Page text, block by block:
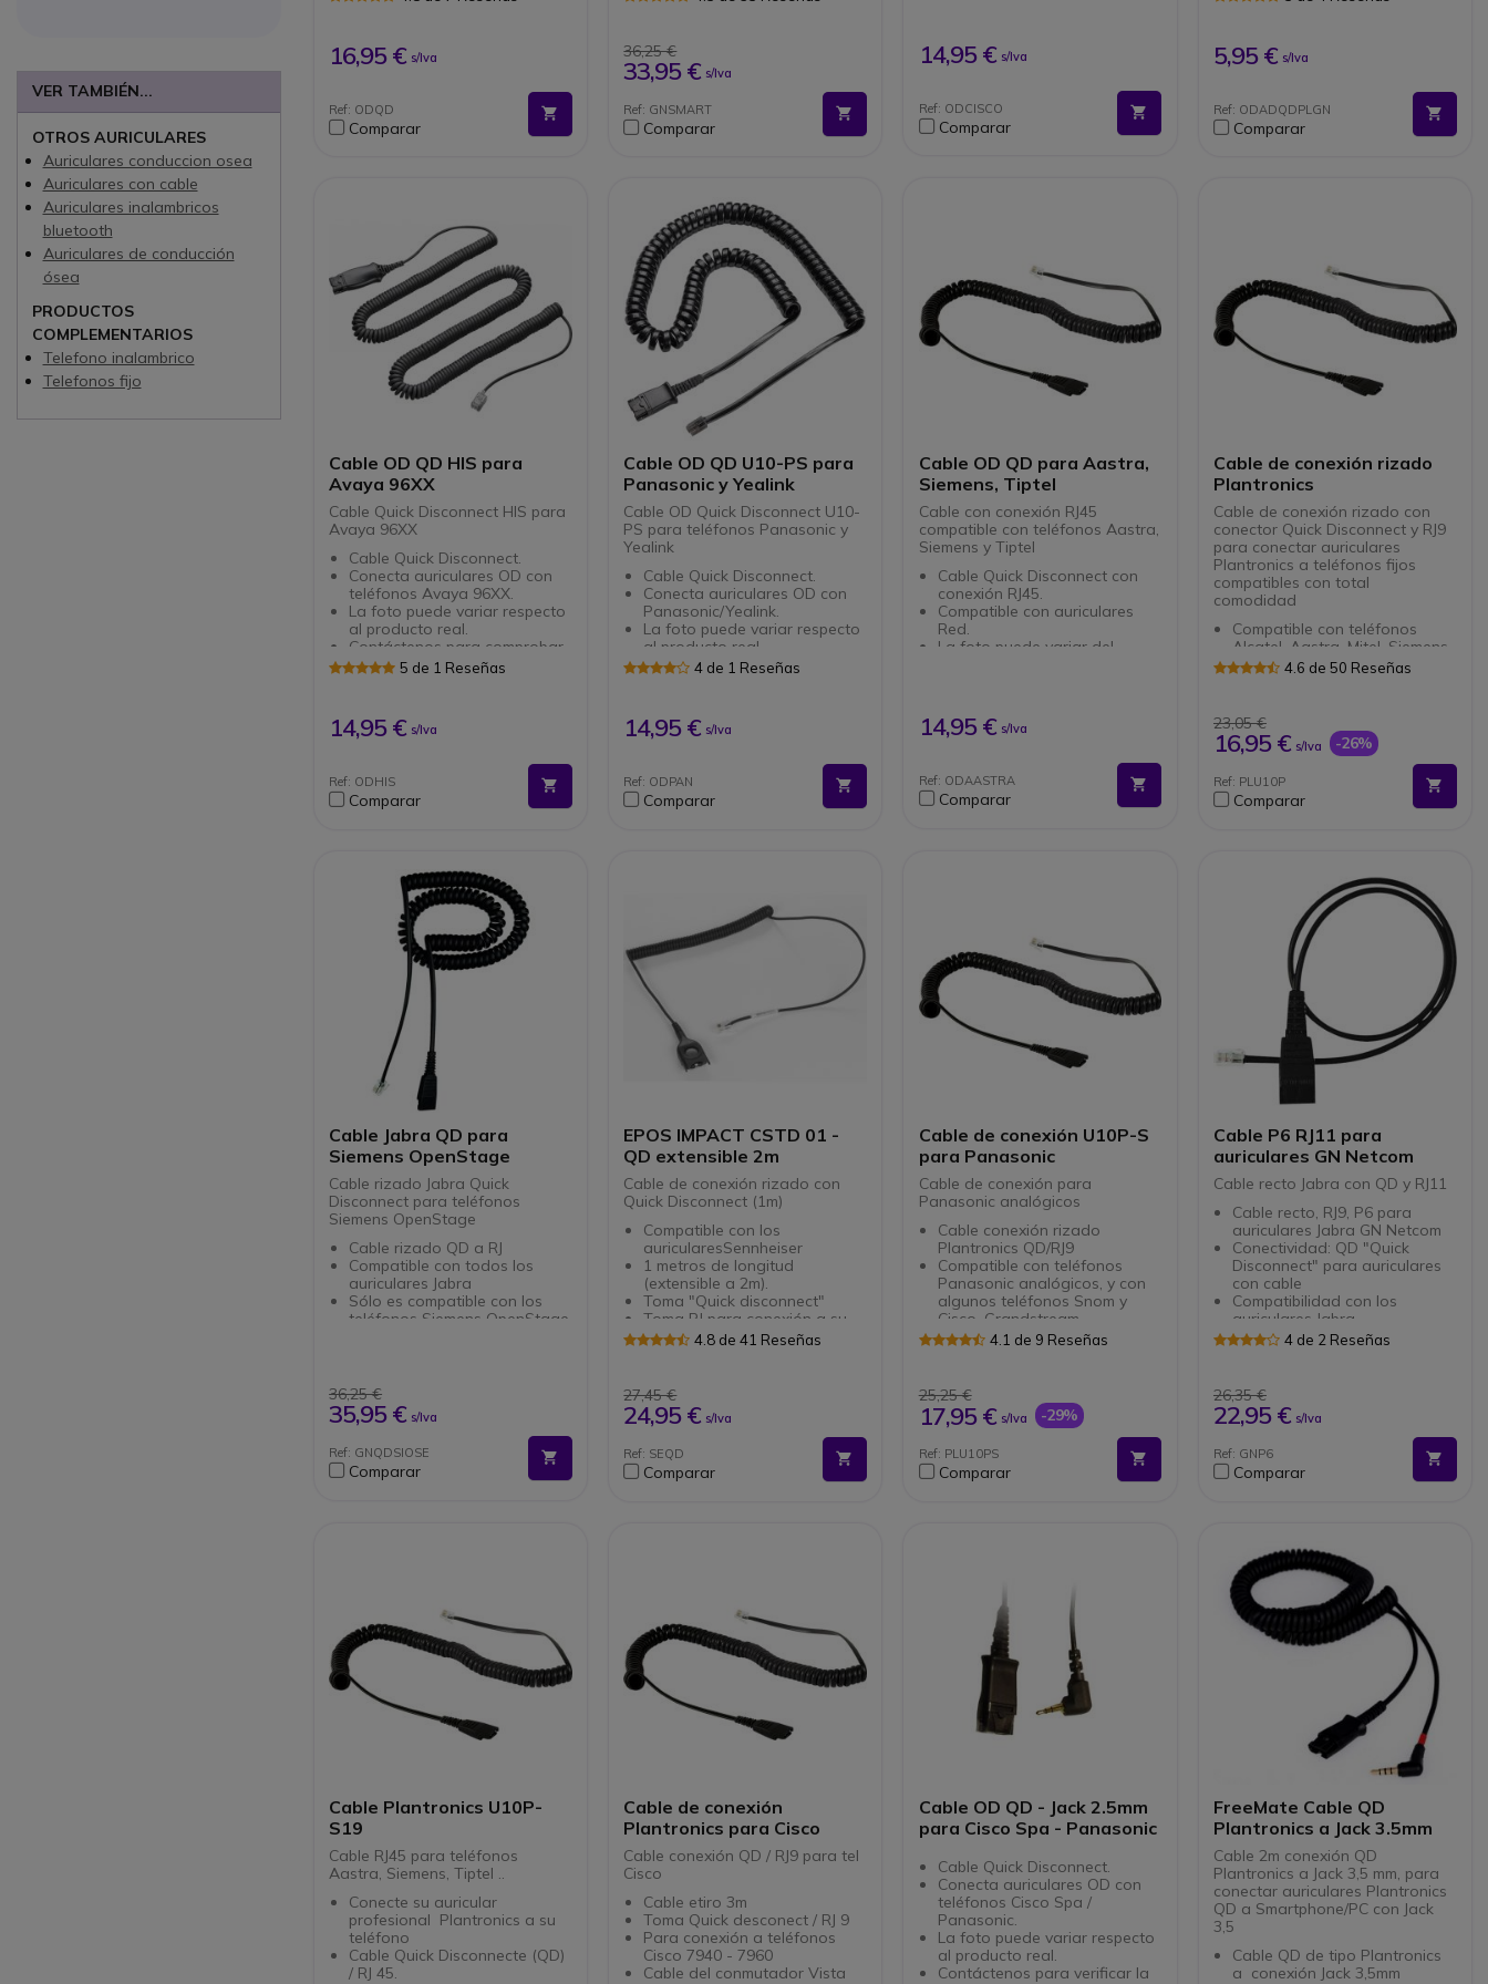
16,95 € s/Iva
Ref: ODQD
Comparar
cortar tu conversación.
36,25 €
33,95 € s/Iva
Ref: GNSMART
Comparar
14,95 € s/Iva
Ref: ODCISCO
Comparar
QD Plantonics en QD Jabra o
QD Jabra a QD Plantronics
5,95 € s/Iva
Ref: ODADQDPLGN
Comparar
Cable OD QD HIS para
Avaya 96XX
Cable Quick Disconnect HIS para
Avaya 96XX
Cable Quick Disconnect.
Conecta auriculares OD con
teléfonos Avaya 96XX.
La foto puede variar respecto
al producto real.
Contáctenos para comprobar
la compatibilidad con su
5 de 1 Reseñas
14,95 € s/Iva
Ref: ODHIS
Comparar
Cable OD QD U10-PS para
Panasonic y Yealink
Cable OD Quick Disconnect U10-
PS para teléfonos Panasonic y
Yealink
Cable Quick Disconnect.
Conecta auriculares OD con
Panasonic/Yealink.
La foto puede variar respecto
al producto real.
Contáctenos para verificar la
4 de 1 Reseñas
14,95 € s/Iva
Ref: ODPAN
Comparar
Cable OD QD para Aastra,
Siemens, Tiptel
Cable con conexión RJ45
compatible con teléfonos Aastra,
Siemens y Tiptel
Cable Quick Disconnect con
conexión RJ45.
Compatible con auriculares
Red.
La foto puede variar del
teléfono.
conexión RJ45- Compatible con
auriculares OD.- La foto puede
real.Contáctenos para verificar la
compatibilidad con su teléfono
14,95 € s/Iva
Ref: ODAASTRA
Comparar
Cable de conexión rizado
Plantronics
Cable de conexión rizado con
conector Quick Disconnect y RJ9
para conectar auriculares
Plantronics a teléfonos fijos
compatibles con total
comodidad
Compatible con teléfonos
Alcatel, Aastra, Mitel, Siemens
y Ericsson
Conexión Quick Disconnect
para el auricular
Conexión RJ9 para conexión al
4.6 de 50 Reseñas
23,05 €
16,95 € s/Iva -26%
Ref: PLU10P
Comparar
Cable Jabra QD para
Siemens OpenStage
Cable rizado Jabra Quick
Disconnect para teléfonos
Siemens OpenStage
Cable rizado QD a RJ
Compatible con todos los
auriculares Jabra
Sólo es compatible con los
teléfonos Siemens OpenStage
94
36,25 €
35,95 € s/Iva
Ref: GNQDSIOSE
Comparar
EPOS IMPACT CSTD 01 -
QD extensible 2m
Cable de conexión rizado con
Quick Disconnect (1m)
Compatible con los
auricularesSennheiser
1 metros de longitud
(extensible a 2m).
Toma "Quick disconnect"
Toma RJ para conexión a su
teléfono4.8 de 41 Reseñas
27,45 €
24,95 € s/Iva
Ref: SEQD
Comparar
Cable de conexión U10P-S
para Panasonic
Cable de conexión para
Panasonic analógicos
Cable conexión rizado
Plantronics QD/RJ9
Compatible con teléfonos
Panasonic analógicos, y con
algunos teléfonos Snom y
Cisco, Grandstream
Consulte con nuestros
4.1 de 9 Reseñas
25,25 €
17,95 € s/Iva -29%
Ref: PLU10PS
Comparar
Cable P6 RJ11 para
auriculares GN Netcom
Cable recto Jabra con QD y RJ11
Cable recto, RJ9, P6 para
auriculares Jabra GN Netcom
Conectividad: QD "Quick
Disconnect" para auriculares
con cable
Compatibilidad con los
auriculares Jabra
Series GN2000 y GN2100
4 de 2 Reseñas
26,35 €
22,95 € s/Iva
Ref: GNP6
Comparar
Cable Plantronics U10P-
S19
Cable RJ45 para teléfonos
Aastra, Siemens, Tiptel ..
Conecte su auricular
profesional Plantronics a su
teléfono
Cable Quick Disconnecte (QD)
/ RJ 45.
Cable de conexión
Plantronics para Cisco
Cable conexión QD / RJ9 para tel
Cisco
Cable etiro 3m
Toma Quick desconect / RJ 9
Para conexión a teléfonos
Cisco 7940 - 7960
Cable del conmutador Vista
Cable OD QD - Jack 2.5mm
para Cisco Spa - Panasonic
Cable Quick Disconnect.
Conecta auriculares OD con
teléfonos Cisco Spa /
Panasonic.
La foto puede variar respecto
al producto real.
Contáctenos para verificar la
FreeMate Cable QD
Plantronics a Jack 3.5mm
Cable 2m conexión QD
Plantronics a Jack 3,5 mm, para
conectar auriculares Plantronics
QD a Smartphone/PC con Jack
3,5
Cable QD de tipo Plantronics
a conexión Jack 3,5mm
VER TAMBIÉN...
OTROS AURICULARES
Auriculares conduccion osea
Auriculares con cable
Auriculares inalambricos
bluetooth
Auriculares de conducción
ósea
PRODUCTOS
COMPLEMENTARIOS
Telefono inalambrico
Telefonos fijo